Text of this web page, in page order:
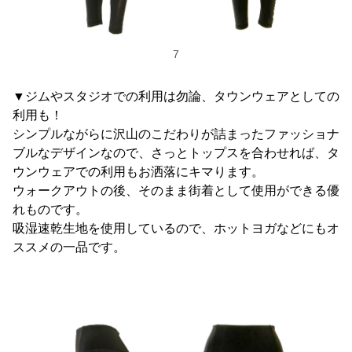
7
▼ジムやスタジオでの利用は勿論、タウンウェアとしての
利用も！
シンプルながらに沢山のこだわりが詰まったファッショナ
ブルなデザインなので、さっとトップスを合わせれば、タ
ウンウェアでの利用もお洒落にキマります。
ウォークアウトの後、そのまま街着として使用ができる優
れものです。
吸湿速乾生地を使用しているので、ホットヨガなどにもオ
ススメの一品です。